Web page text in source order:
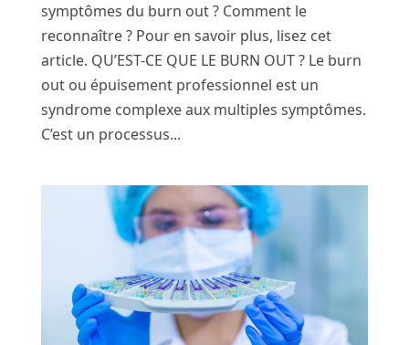
symptômes du burn out ? Comment le
reconnaître ? Pour en savoir plus, lisez cet
article. QU’EST-CE QUE LE BURN OUT ? Le burn
out ou épuisement professionnel est un
syndrome complexe aux multiples symptômes.
C’est un processus...